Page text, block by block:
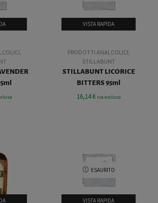
,
VISTA RAPIDA
PRODOTTI ANALCOLICI,
STILLABUNT
STILLABUNT LICORICE
BITTERS 95ml
16,14€ iva esclusa
ESAURITO
VISTA RAPIDA